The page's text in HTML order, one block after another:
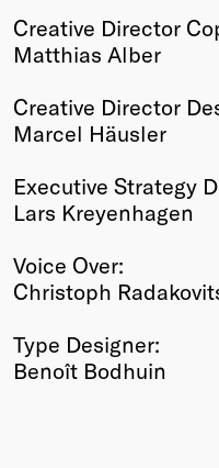
Creative Director
Matthias Alber
Creative Director
Marcel Häusler
Executive Strategy
Lars Kreyenhagen
Voice Over:
Christoph
Type Designer:
Benoît Bodhuin